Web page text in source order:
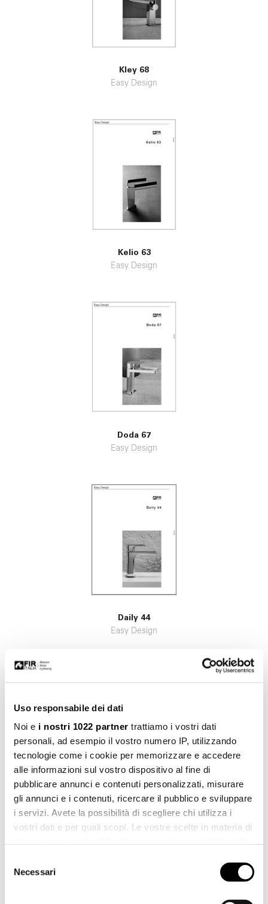
Uso responsabile dei dati
Noi e i nostri 1022 partner trattiamo i vostri dati
personali, ad esempio il vostro numero IP, utilizzando
tecnologie come i cookie per memorizzare e accedere
alle informazioni sul vostro dispositivo al fine di
pubblicare annunci e contenuti personalizzati, misurare
gli annunci e i contenuti, ricercare il pubblico e sviluppare
i servizi. Avete la possibilità di scegliere chi utilizza i
vostri dati e per quali scopi. Le vostre scelte in materia di
modificare o revocare il proprio consenso in qualsiasi
momento dalla Dichiarazione sui cookie o facendo clic
delNecessari
Kley 68
Easy Design
Kelio 63
Easy Design
Doda 67
Easy Design
Daily 44
Easy Design
Daily Cube 45
Easy Design